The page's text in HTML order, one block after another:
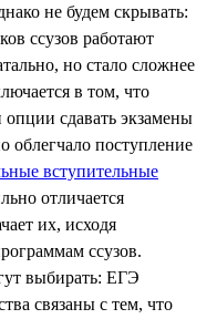
не будем скрывать:
ссузов работают
но стало сложнее
в том, что
сдавать экзамены
облегчало поступление
вступительные
отличается
их, исходя
ссузов.
выбирать: ЕГЭ
связаны с тем, что